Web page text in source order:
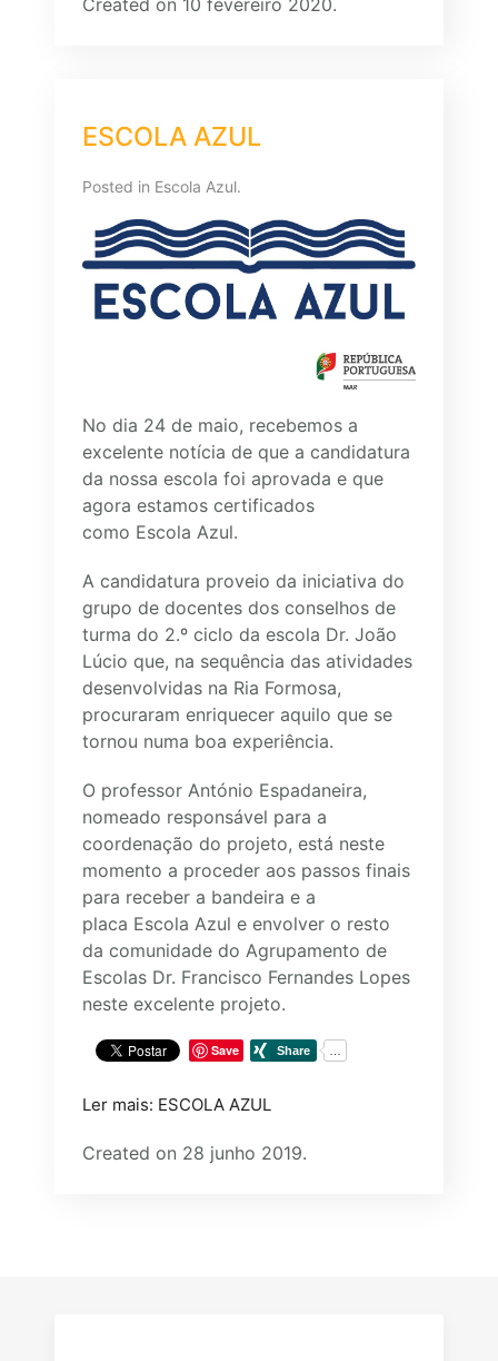
ESCOLA AZUL
Posted in Escola Azul.
No dia 24 de maio, recebemos a
excelente notícia de que a candidatura
da nossa escola foi aprovada e que
agora estamos certificados
como Escola Azul.
A candidatura proveio da iniciativa do
grupo de docentes dos conselhos de
turma do 2.º ciclo da escola Dr. João
Lúcio que, na sequência das atividades
desenvolvidas na Ria Formosa,
procuraram enriquecer aquilo que se
tornou numa boa experiência.
O professor António Espadaneira,
nomeado responsável para a
coordenação do projeto, está neste
momento a proceder aos passos finais
para receber a bandeira e a
placa Escola Azul e envolver o resto
da comunidade do Agrupamento de
Escolas Dr. Francisco Fernandes Lopes
neste excelente projeto.
Save
Ler mais: ESCOLA AZUL
Created on 28 junho 2019.